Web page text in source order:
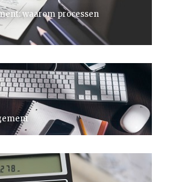
waarom processen